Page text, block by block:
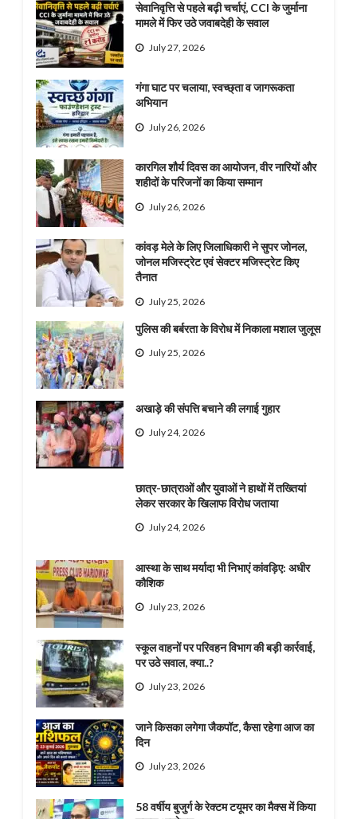
सेवानिवृत्ति से पहले बढ़ी चर्चाएं, CCI के जुर्माना
मामले में फिर उठे जवाबदेही के सवाल
July 27, 2026
गंगा घाट पर चलाया, स्वच्छ्ता व जागरूकता
अभियान
July 26, 2026
कारगिल शौर्य दिवस का आयोजन, वीर नारियों और
शहीदों के परिजनों का किया सम्मान
July 26, 2026
कांवड़ मेले के लिए जिलाधिकारी ने सुपर जोनल,
जोनल मजिस्ट्रेट एवं सेक्टर मजिस्ट्रेट किए
तैनात
July 25, 2026
पुलिस की बर्बरता के विरोध में निकाला मशाल जुलूस
July 25, 2026
अखाड़े की संपत्ति बचाने की लगाई गुहार
July 24, 2026
छात्र-छात्राओं और युवाओं ने हाथों में तख्तियां
लेकर सरकार के खिलाफ विरोध जताया
July 24, 2026
आस्था के साथ मर्यादा भी निभाएं कांवड़िए: अधीर
कौशिक
July 23, 2026
स्कूल वाहनों पर परिवहन विभाग की बड़ी कार्रवाई,
पर उठे सवाल, क्या..?
July 23, 2026
जाने किसका लगेगा जैकपॉट, कैसा रहेगा आज का
दिन
July 23, 2026
58 वर्षीय बुजुर्ग के रेक्टम टयूमर का मैक्स में किया